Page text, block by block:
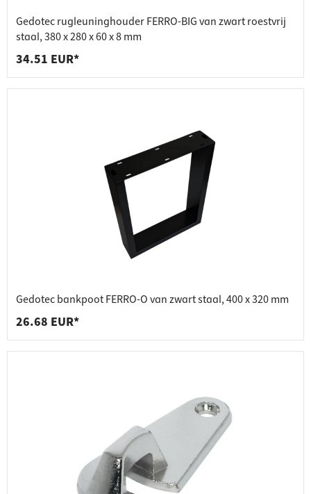
Gedotec rugleuninghouder FERRO-BIG van zwart roestvrij
staal, 380 x 280 x 60 x 8 mm
34.51 EUR*
Gedotec bankpoot FERRO-O van zwart staal, 400 x 320 mm
26.68 EUR*